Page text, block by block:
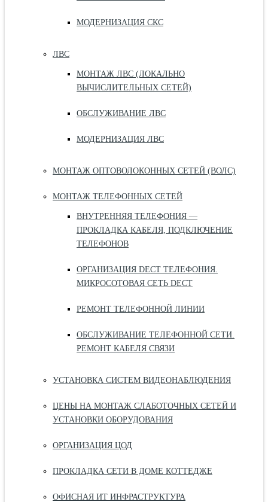
МОДЕРНИЗАЦИЯ СКС
ЛВС
МОНТАЖ ЛВС (ЛОКАЛЬНО
ВЫЧИСЛИТЕЛЬНЫХ СЕТЕЙ)
ОБСЛУЖИВАНИЕ ЛВС
МОДЕРНИЗАЦИЯ ЛВС
МОНТАЖ ОПТОВОЛОКОННЫХ СЕТЕЙ (ВОЛС)
МОНТАЖ ТЕЛЕФОННЫХ СЕТЕЙ
ВНУТРЕННЯЯ ТЕЛЕФОНИЯ —
ПРОКЛАДКА КАБЕЛЯ, ПОДКЛЮЧЕНИЕ
ТЕЛЕФОНОВ
ОРГАНИЗАЦИЯ DECT ТЕЛЕФОНИЯ.
МИКРОСОТОВАЯ СЕТЬ DECT
РЕМОНТ ТЕЛЕФОННОЙ ЛИНИИ
ОБСЛУЖИВАНИЕ ТЕЛЕФОННОЙ СЕТИ.
РЕМОНТ КАБЕЛЯ СВЯЗИ
УСТАНОВКА СИСТЕМ ВИДЕОНАБЛЮДЕНИЯ
ЦЕНЫ НА МОНТАЖ СЛАБОТОЧНЫХ СЕТЕЙ И
УСТАНОВКИ ОБОРУДОВАНИЯ
ОРГАНИЗАЦИЯ ЦОД
ПРОКЛАДКА СЕТИ В ДОМЕ КОТТЕДЖЕ
ОФИСНАЯ ИТ ИНФРАСТРУКТУРА